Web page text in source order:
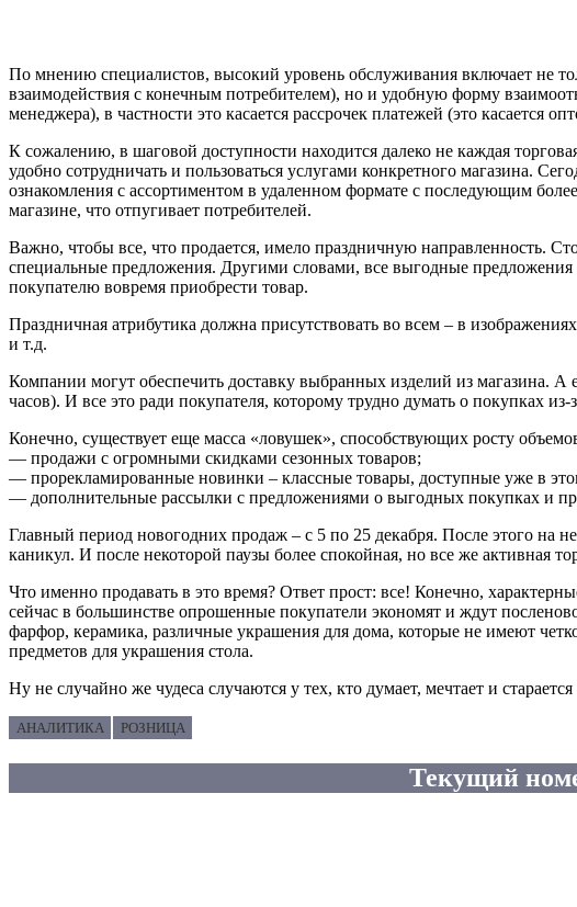
По мнению специалистов, высокий уровень обслуживания включает не
взаимодействия с конечным потребителем), но и удобную форму
менеджера), в частности это касается рассрочек платежей (это касается
К сожалению, в шаговой доступности находится далеко не каждая
удобно сотрудничать и пользоваться услугами конкретного магазина.
ознакомления с ассортиментом в удаленном формате с последующим
магазине, что отпугивает потребителей.
Важно, чтобы все, что продается, имело праздничную направленность.
специальные предложения. Другими словами, все выгодные
покупателю вовремя приобрести товар.
Праздничная атрибутика должна присутствовать во всем – в
и т.д.
Компании могут обеспечить доставку выбранных изделий из магазина. А
часов). И все это ради покупателя, которому трудно думать о покупках
Конечно, существует еще масса «ловушек», способствующих росту
— продажи с огромными скидками сезонных товаров;
— прорекламированные новинки – классные товары, доступные уже в
— дополнительные рассылки с предложениями о выгодных покупках и
Главный период новогодних продаж – с 5 по 25 декабря. После этого на
каникул. И после некоторой паузы более спокойная, но все же активная
Что именно продавать в это время? Ответ прост: все! Конечно,
сейчас в большинстве опрошенные покупатели экономят и ждут
фарфор, керамика, различные украшения для дома, которые не имеют
предметов для украшения стола.
Ну не случайно же чудеса случаются у тех, кто думает, мечтает и
АНАЛИТИКА РОЗНИЦА
Текущий